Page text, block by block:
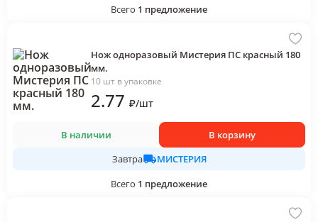
Всего 1 предложение
Нож одноразовый Мистерия ПС красный 180
мм.
10 шт в упаковке
2.77 ₽/шт
В наличии
В корзину
Завтра
МИСТЕРИЯ
Всего 1 предложение